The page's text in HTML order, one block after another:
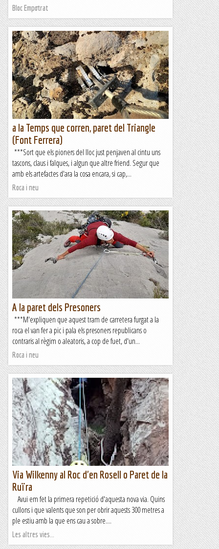
Bloc Empotrat
a la Temps que corren, paret del Triangle
(Font Ferrera)
***Sort que els pioners del lloc just penjaven al cintu uns
tascons, claus i falques, i algun que altre friend. Segur que
amb els artefactes d'ara la cosa encara, si cap,...
Roca i neu
A la paret dels Presoners
***M'expliquen que aquest tram de carretera furgat a la
roca el van fer a pic i pala els presoners republicans o
contraris al règim o aleatoris, a cop de fuet, d'un...
Roca i neu
Via Wilkenny al Roc d'en Rosell o Paret de la
Ruïra
Avui em fet la primera repetició d'aquesta nova via. Quins
cullons i que valents que son per obrir aquests 300 metres a
ple estiu amb la que ens cau a sobre....
Les altres vies...